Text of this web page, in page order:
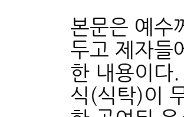
본문은 예수
두고 제자들
한 내용이다
식(식탁)이